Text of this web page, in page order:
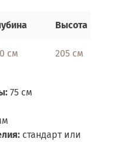
Высота
см 205 см
75 см
стандарт или